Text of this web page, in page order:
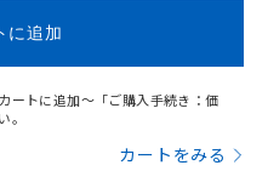
に追加
ートに追加～「ご購入手続き：価
。
カートをみる